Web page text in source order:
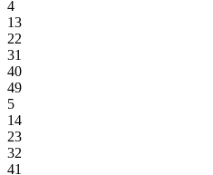
4
13
22
31
40
49
5
14
23
32
41